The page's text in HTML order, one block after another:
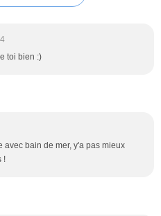
toi bien :)
avec bain de mer, y'a pas mieux
!